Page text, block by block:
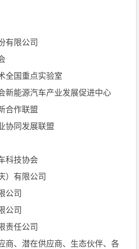
有限公司
全国重点实验室
新能源汽车产业发展促进中心
合作联盟
协同发展联盟
科技协会
）有限公司
公司
公司
责任公司
商、潜在供应商、生态伙伴、各